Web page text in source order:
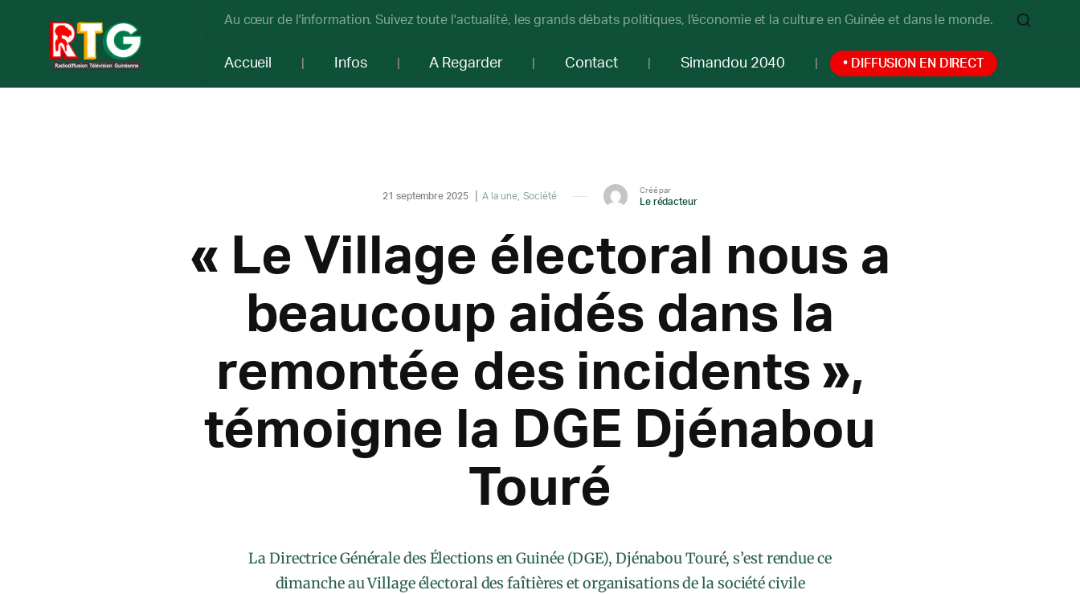
Au cœur de l'information. Suivez toute l'actualité, les grands débats politiques, l'économie et la culture en Guinée et dans le monde.
Accueil Infos A Regarder Contact Simandou 2040 • DIFFUSION EN DIRECT
21 septembre 2025 A la une Société
Créé par
Le rédacteur
« Le Village électoral nous a
beaucoup aidés dans la
remontée des incidents »,
témoigne la DGE Djénabou
Touré
La Directrice Générale des Élections en Guinée (DGE), Djénabou Touré, s’est rendue ce
dimanche au Village électoral des faîtières et organisations de la société civile